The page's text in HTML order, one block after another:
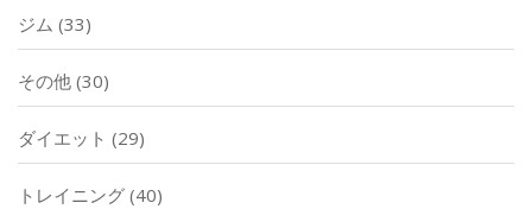
ジム (33)
その他 (30)
ダイエット (29)
トレイニング (40)